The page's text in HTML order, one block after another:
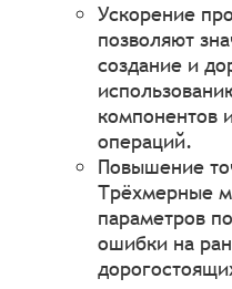
Ускорение
позволяют
создание и
компонентов
операций.
Повышение
Трёхмерные
параметров
ошибки на